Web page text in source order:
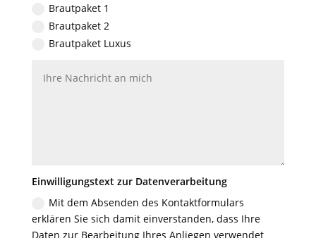
Brautpaket 1
Brautpaket 2
Brautpaket Luxus
Einwilligungstext zur Datenverarbeitung
Mit dem Absenden des Kontaktformulars
erklären Sie sich damit einverstanden, dass Ihre
Daten zur Bearbeitung Ihres Anliegen verwendet